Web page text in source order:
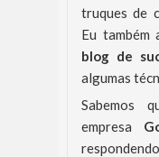
truques de
Eu também
blog de
algumas
Sabemos
empresa